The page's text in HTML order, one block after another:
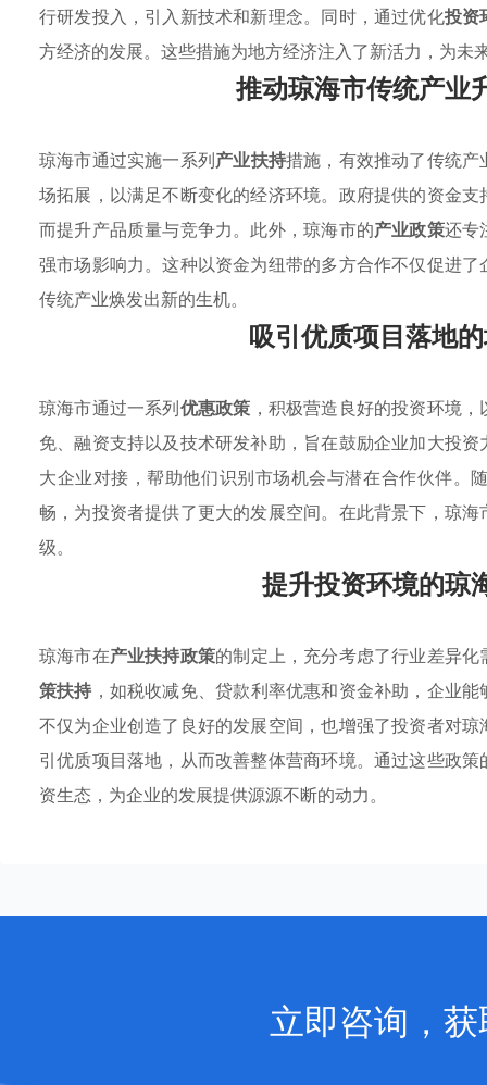
行研发投入，引入新技术和新理念。同时，通过优化投资
方经济的发展。这些措施为地方经济注入了新活力，为未
推动琼海市传统产业
琼海市通过实施一系列产业扶持措施，有效推动了传统
场拓展，以满足不断变化的经济环境。政府提供的资金
而提升产品质量与竞争力。此外，琼海市的产业政策还专
强市场影响力。这种以资金为纽带的多方合作不仅促进
传统产业焕发出新的生机。
吸引优质项目落地
琼海市通过一系列优惠政策 ，积极营造良好的投资环境
免、融资支持以及技术研发补助，旨在鼓励企业加大投
大企业对接，帮助他们识别市场机会与潜在合作伙伴。
畅，为投资者提供了更大的发展空间。在此背景下，琼
级。
提升投资环境的琼
琼海市在产业扶持政策的制定上，充分考虑了行业差异
策扶持 ，如税收减免、贷款利率优惠和资金补助，企业
不仅为企业创造了良好的发展空间，也增强了投资者对
引优质项目落地，从而改善整体营商环境。通过这些政
资生态，为企业的发展提供源源不断的动力。
立即咨询，